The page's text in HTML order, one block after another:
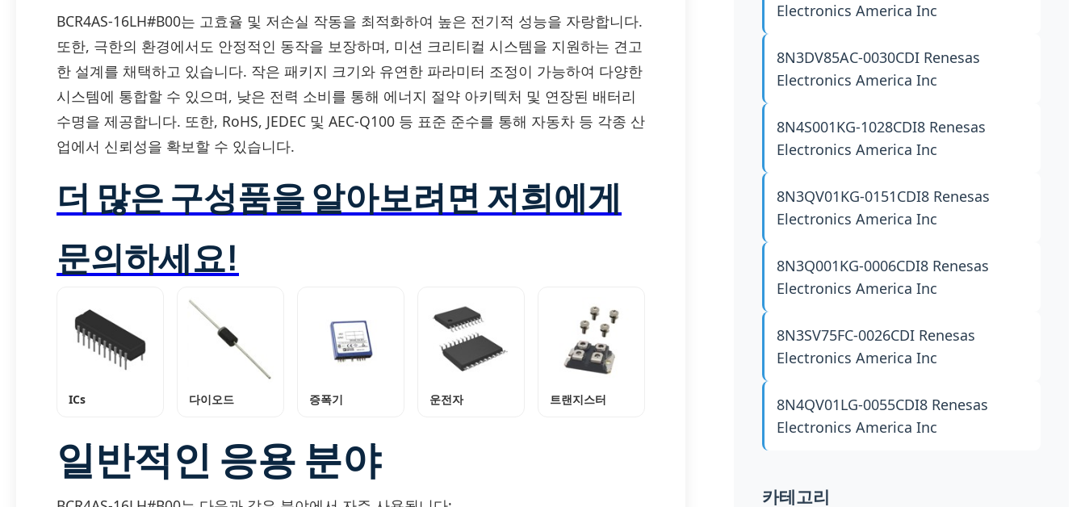
BCR4AS-16LH#B00는 고효율 및 저손실 작동을 최적화하여 높은 전기적 성능을 자랑합니다.
또한, 극한의 환경에서도 안정적인 동작을 보장하며, 미션 크리티컬 시스템을 지원하는 견고
한 설계를 채택하고 있습니다. 작은 패키지 크기와 유연한 파라미터 조정이 가능하여 다양한
시스템에 통합할 수 있으며, 낮은 전력 소비를 통해 에너지 절약 아키텍처 및 연장된 배터리
수명을 제공합니다. 또한, RoHS, JEDEC 및 AEC-Q100 등 표준 준수를 통해 자동차 등 각종 산
업에서 신뢰성을 확보할 수 있습니다.
더 많은 구성품을 알아보려면 저희에게
문의하세요!
ICs 다이오드 증폭기 운전자 트랜지스터
일반적인 응용 분야
Electronics America Inc
8N3DV85AC-0030CDI Renesas
Electronics America Inc
8N4S001KG-1028CDI8 Renesas
Electronics America Inc
8N3QV01KG-0151CDI8 Renesas
Electronics America Inc
8N3Q001KG-0006CDI8 Renesas
Electronics America Inc
8N3SV75FC-0026CDI Renesas
Electronics America Inc
8N4QV01LG-0055CDI8 Renesas
Electronics America Inc
카테고리